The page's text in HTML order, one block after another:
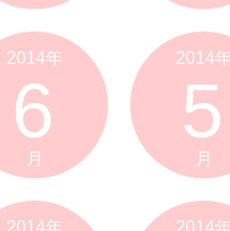
2014年
6
月
2014
5
月
2014年 2014